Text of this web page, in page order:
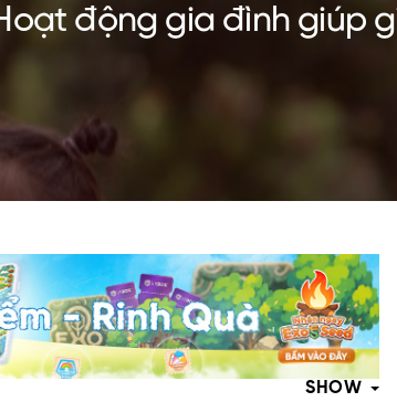
động gia đình giúp
SHOW